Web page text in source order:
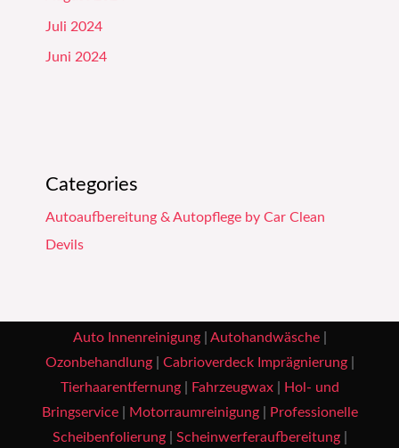
Juli 2024
Juni 2024
Categories
Autoaufbereitung & Autopflege by Car Clean
Devils
Auto Innenreinigung| Autohandwäsche|
Ozonbehandlung| Cabrioverdeck Imprägnierung|
Tierhaarentfernung| Fahrzeugwax|
Hol- und
Bringservice| Motorraumreinigung|
Professionelle
Scheibenfolierung| Scheinwerferaufbereitung|